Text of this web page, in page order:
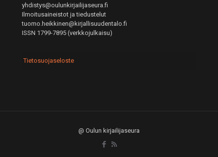
yhdistys@oulunkirjailijaseura.fi
Ilmoitusaineistot ja tiedustelut
tuomo.heikkinen@kirjallisuudentalo.fi
ISSN 1799-7895 (verkkojulkaisu)
Tietosuojaseloste
@ Oulun kirjailijaseura